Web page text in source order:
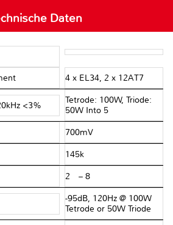
Daten
4 x EL34, 2 x 12AT7
<3%
Tetrode: 100W, Triode:
50W Into 5Ω
700mV
145kΩ
2Ω – 8Ω
-95dB, 120Hz @ 100W
Tetrode or 50W Triode